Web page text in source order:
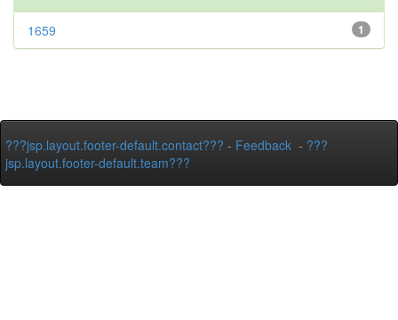
1
1659
???jsp.layout.footer-default.contact??? - Feedback - ???
jsp.layout.footer-default.team???